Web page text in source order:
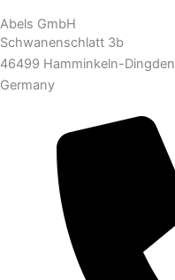
Abels GmbH
Schwanenschlatt 3b
46499 Hamminkeln-Dingden
Germany